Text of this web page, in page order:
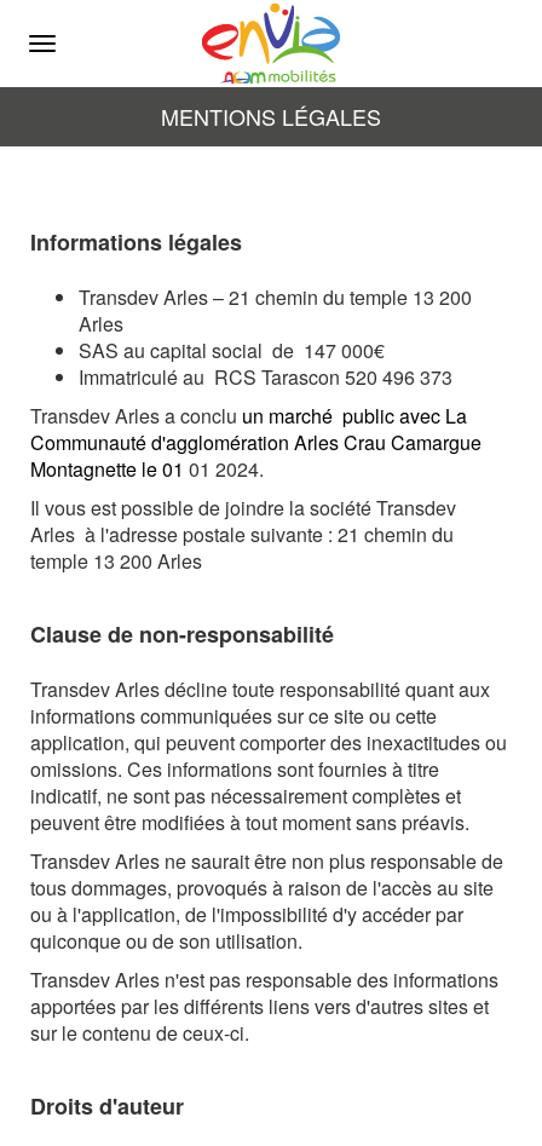
Menu
MENTIONS LÉGALES
Informations légales
Transdev Arles–21 chemin du temple 13 200
Arles
SAS au capital social de 147 000€
Immatriculé au RCS Tarascon 520 496 373
Transdev Arlesa conclu un marché publicavec La
Communauté d'agglomération Arles Crau Camargue
Montagnette le 01 01 2024.
Il vous est possible de joindre la sociétéTransdev
Arles à l'adresse postale suivante : 21 chemin du
temple 13 200 Arles
Clause de non-responsabilité
Transdev Arles décline toute responsabilité quant aux
informations communiquées sur ce site ou cette
application, qui peuvent comporter des inexactitudes ou
omissions. Ces informations sont fournies à titre
indicatif, ne sont pas nécessairement complètes et
peuvent être modifiées à tout moment sans préavis.
Transdev Arles ne saurait être non plus responsable de
tous dommages, provoqués à raison de l'accès au site
ou à l'application, de l'impossibilité d'y accéder par
quiconque ou de son utilisation.
Transdev Arles n'est pas responsable des informations
apportées par les différents liens vers d'autres sites et
sur le contenu de ceux-ci.
Droits d'auteur